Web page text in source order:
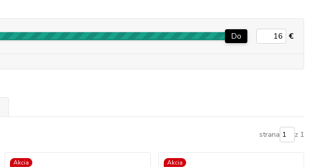
Do €
strana z 1
Akcia Akcia